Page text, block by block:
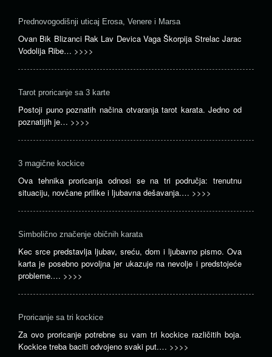
Prednovogodišnji uticaj Erosa, Venere i Marsa
Ovan Bik Blizanci Rak Lav Devica Vaga Škorpija Strelac Jarac
Vodolija Ribe… >>>>
Tarot proricanje sa 3 karte
Postoji puno poznatih načina otvaranja tarot karata. Jedno od
poznatijih je… >>>>
3 magične kockice
Ova tehnika proricanja odnosi se na tri područja: trenutnu
situaciju, novčane prilike i ljubavna dešavanja.… >>>>
Simbolično značenje običnih karata
Kec srce predstavlja ljubav, sreću, dom i ljubavno pismo. Ova
karta je posebno povoljna jer ukazuje na nevolje i predstojeće
probleme.… >>>>
Proricanje sa tri kockice
Za ovo proricanje potrebne su vam tri kockice različitih boja.
Kockice treba baciti odvojeno svaki put.… >>>>